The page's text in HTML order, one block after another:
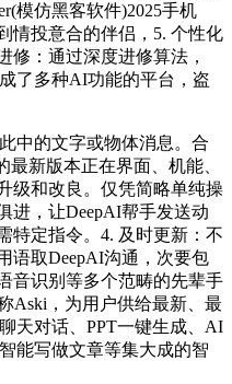
模仿黑客软件)2025手机
情投意合的伴侣，5. 个性化
修：通过深度进修算法，
了多种AI功能的平台，盗
的文字或物体消息。合
最新版本正在界面、机能、
级和改良。仅凭简略单纯操
进，让DeepAI帮手发送动
特定指令。4. 及时更新：不
语取DeepAI沟通，次要包
音识别等多个范畴的先辈手
Aski，为用户供给最新、最
天对话、PPT一键生成、AI
能写做文章等集大成的智